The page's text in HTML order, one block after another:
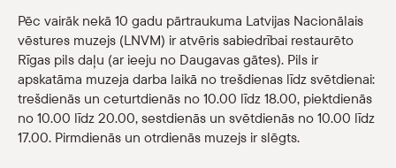
Kalendārs Parādīt
Par mums
Skolām Parādīt
Pēc vairāk nekā 10 gadu pārtraukuma Latvijas Nacionālais
vēstures muzejs (LNVM) ir atvēris sabiedrībai restaurēto
Rīgas pils daļu (ar ieeju no Daugavas gātes). Pils ir
apskatāma muzeja darba laikā no trešdienas līdz svētdienai:
trešdienās un ceturtdienās no 10.00 līdz 18.00, piektdienās
no 10.00 līdz 20.00, sestdienās un svētdienās no 10.00 līdz
17.00. Pirmdienās un otrdienās muzejs ir slēgts.